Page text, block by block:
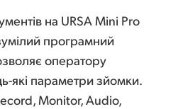
на URSA Mini Pro
програмний
оператору
які параметри зйомки.
Monitor, Audio,